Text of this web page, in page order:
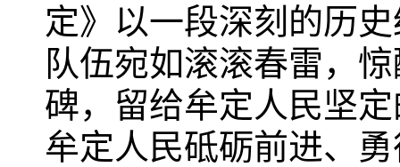
定》以一段深刻的历
队伍宛如滚滚春雷，
碑，留给牟定人民坚
牟定人民砥砺前进、